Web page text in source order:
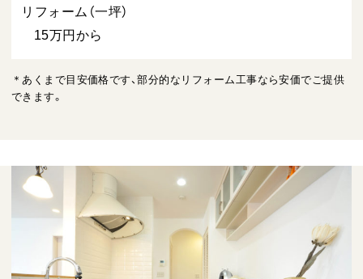
リフォーム（一坪）
15万円から
＊あくまで目安価格です、部分的なリフォーム工事なら安価でご提供
できます。